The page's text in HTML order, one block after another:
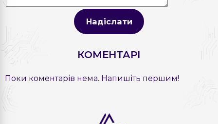
Надіслати
КОМЕНТАРІ
Поки коментарів нема. Напишіть першим!